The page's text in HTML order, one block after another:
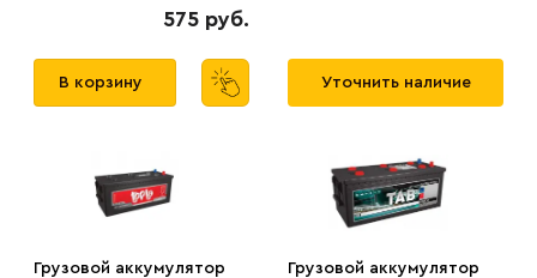
575 руб.
В корзину Уточнить наличие
Грузовой аккумулятор
Грузовой аккумулятор